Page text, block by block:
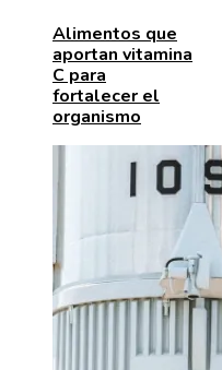
Alimentos que
aportan vitamina
C para
fortalecer el
organismo